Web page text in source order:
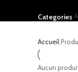
Categories
Accueil
Aucun